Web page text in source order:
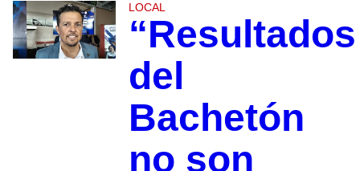
LOCAL
“Resultados
del
Bachetón
no son